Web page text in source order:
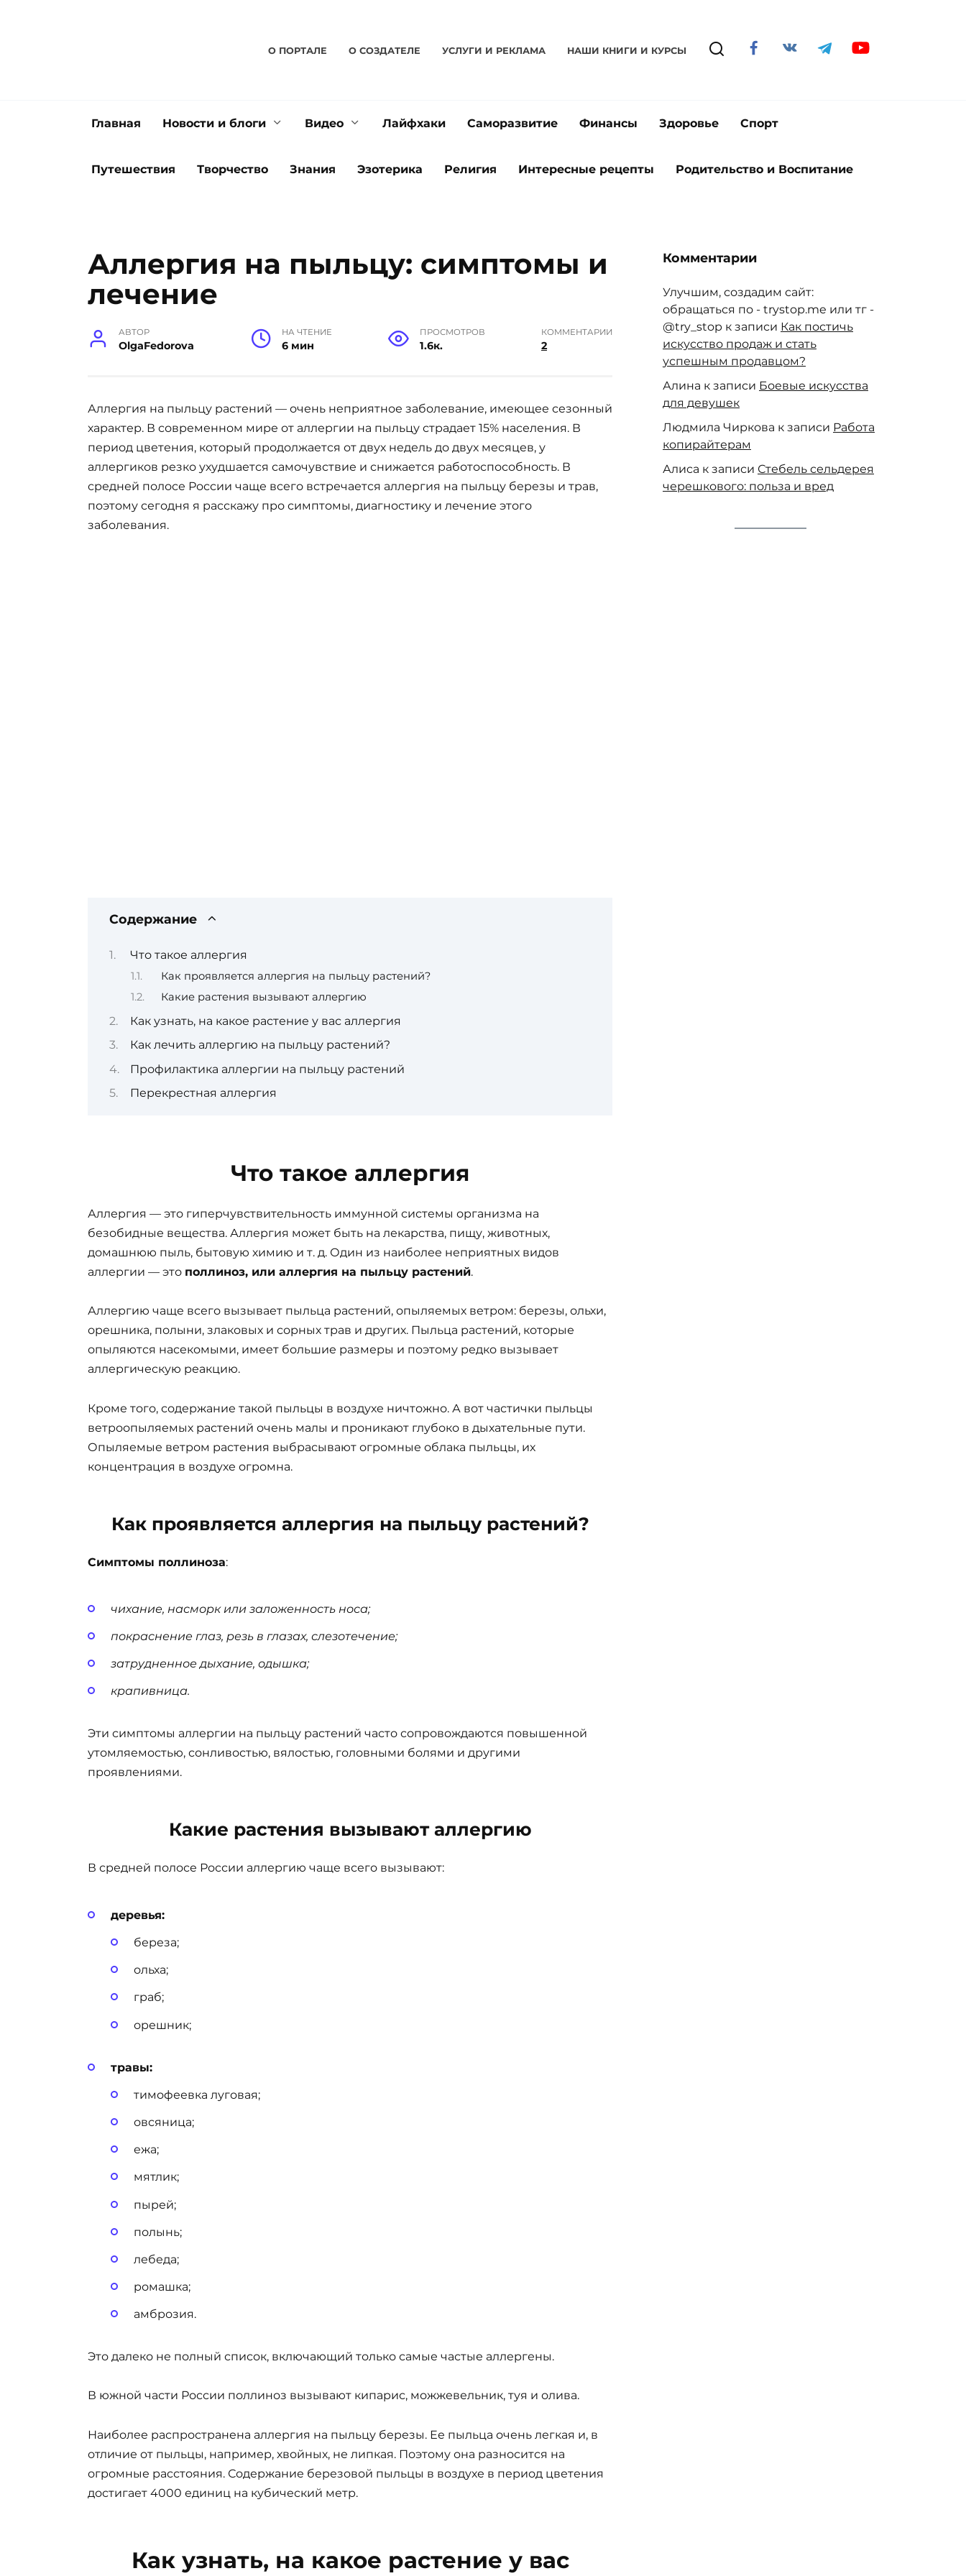
О ПОРТАЛЕ О CОЗДАТЕЛЕ УСЛУГИ И РЕКЛАМА НАШИ КНИГИ И КУРСЫ
Главная Новости и блоги Видео Лайфхаки Саморазвитие Финансы Здоровье Спорт
Путешествия Творчество Знания Эзотерика Религия Интересные рецепты Родительство и Воспитание
Аллергия на пыльцу: симптомы и
лечение
АВТОР
OlgaFedorova
НА ЧТЕНИЕ
6 мин
ПРОСМОТРОВ
1.6к.
КОММЕНТАРИИ
2
Аллергия на пыльцу растений — очень неприятное заболевание, имеющее сезонный
характер. В современном мире от аллергии на пыльцу страдает 15% населения. В
период цветения, который продолжается от двух недель до двух месяцев, у
аллергиков резко ухудшается самочувствие и снижается работоспособность. В
средней полосе России чаще всего встречается аллергия на пыльцу березы и трав,
поэтому сегодня я расскажу про симптомы, диагностику и лечение этого
заболевания.
Содержание
Что такое аллергия
Как проявляется аллергия на пыльцу растений?
Какие растения вызывают аллергию
Как узнать, на какое растение у вас аллергия
Как лечить аллергию на пыльцу растений?
Профилактика аллергии на пыльцу растений
Перекрестная аллергия
Что такое аллергия
Аллергия — это гиперчувствительность иммунной системы организма на
безобидные вещества. Аллергия может быть на лекарства, пищу, животных,
домашнюю пыль, бытовую химию и т. д. Один из наиболее неприятных видов
аллергии — это поллиноз, или аллергия на пыльцу растений.
Аллергию чаще всего вызывает пыльца растений, опыляемых ветром: березы, ольхи,
орешника, полыни, злаковых и сорных трав и других. Пыльца растений, которые
опыляются насекомыми, имеет большие размеры и поэтому редко вызывает
аллергическую реакцию.
Кроме того, содержание такой пыльцы в воздухе ничтожно. А вот частички пыльцы
ветроопыляемых растений очень малы и проникают глубоко в дыхательные пути.
Опыляемые ветром растения выбрасывают огромные облака пыльцы, их
концентрация в воздухе огромна.
Как проявляется аллергия на пыльцу растений?
Симптомы поллиноза:
чихание, насморк или заложенность носа;
покраснение глаз, резь в глазах, слезотечение;
затрудненное дыхание, одышка;
крапивница.
Эти симптомы аллергии на пыльцу растений часто сопровождаются повышенной
утомляемостью, сонливостью, вялостью, головными болями и другими
проявлениями.
Какие растения вызывают аллергию
В средней полосе России аллергию чаще всего вызывают:
деревья:
береза;
ольха;
граб;
орешник;
травы:
тимофеевка луговая;
овсяница;
ежа;
мятлик;
пырей;
полынь;
лебеда;
ромашка;
амброзия.
Это далеко не полный список, включающий только самые частые аллергены.
В южной части России поллиноз вызывают кипарис, можжевельник, туя и олива.
Наиболее распространена аллергия на пыльцу березы. Ее пыльца очень легкая и, в
отличие от пыльцы, например, хвойных, не липкая. Поэтому она разносится на
огромные расстояния. Содержание березовой пыльцы в воздухе в период цветения
достигает 4000 единиц на кубический метр.
Как узнать, на какое растение у вас
Комментарии
Улучшим, создадим сайт:
обращаться по - trystop.me или тг -
@try_stop к записи Как постичь
искусство продаж и стать
успешным продавцом?
Алина к записи Боевые искусства
для девушек
Людмила Чиркова к записи Работа
копирайтерам
Алиса к записи Стебель сельдерея
черешкового: польза и вред